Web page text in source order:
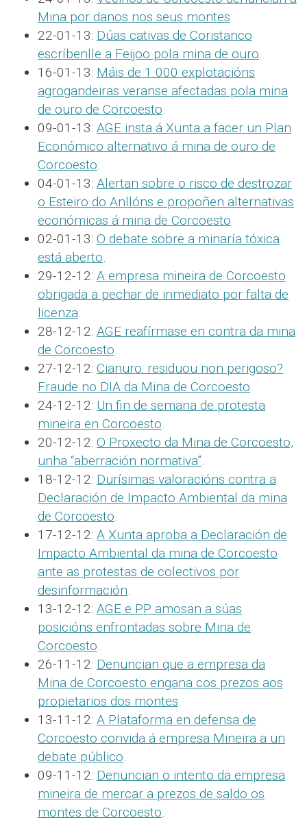
Mina por danos nos seus montes.
22-01-13: Dúas cativas de Coristanco
escríbenlle a Feijoo pola mina de ouro.
16-01-13: Máis de 1.000 explotacións
agrogandeiras veranse afectadas pola mina
de ouro de Corcoesto.
09-01-13: AGE insta á Xunta a facer un Plan
Económico alternativo á mina de ouro de
Corcoesto.
04-01-13: Alertan sobre o risco de destrozar
o Esteiro do Anllóns e propoñen alternativas
económicas á mina de Corcoesto
02-01-13: O debate sobre a minaría tóxica
está aberto.
29-12-12: A empresa mineira de Corcoesto
obrigada a pechar de inmediato por falta de
licenza.
28-12-12: AGE reafírmase en contra da mina
de Corcoesto.
27-12-12: Cianuro: residuou non perigoso?
Fraude no DIA da Mina de Corcoesto.
24-12-12: Un fin de semana de protesta
mineira en Corcoesto.
20-12-12: O Proxecto da Mina de Corcoesto,
unha “aberración normativa”.
18-12-12: Durísimas valoracións contra a
Declaración de Impacto Ambiental da mina
de Corcoesto.
17-12-12: A Xunta aproba a Declaración de
Impacto Ambiental da mina de Corcoesto
ante as protestas de colectivos por
desinformación.
13-12-12: AGE e PP amosan a súas
posicións enfrontadas sobre Mina de
Corcoesto.
26-11-12: Denuncian que a empresa da
Mina de Corcoesto engana cos prezos aos
propietarios dos montes.
13-11-12: A Plataforma en defensa de
Corcoesto convida á empresa Mineira a un
debate público.
09-11-12: Denuncian o intento da empresa
mineira de mercar a prezos de saldo os
montes de Corcoesto.